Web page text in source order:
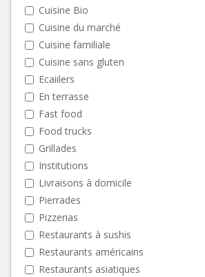
Cuisine Bio
Cuisine du marché
Cuisine familiale
Cuisine sans gluten
Ecaiilers
En terrasse
Fast food
Food trucks
Grillades
Institutions
Livraisons à domicile
Pierrades
Pizzerias
Restaurants à sushis
Restaurants américains
Restaurants asiatiques